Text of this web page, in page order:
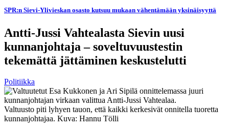
SPR:n Sievi-Ylivieskan osasto kutsuu mukaan vähentämään yksinäisyyttä
Antti-Jussi Vahtealasta Sievin uusi
kunnanjohtaja – soveltuvuustestin
tekemättä jättäminen keskustelutti
Politiikka
Valtuusto piti lyhyen tauon, että kaikki kerkesivät onnitella tuoretta
kunnanjohtajaa. Kuva: Hannu Tölli